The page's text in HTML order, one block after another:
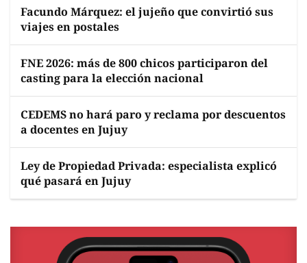
Facundo Márquez: el jujeño que convirtió sus
viajes en postales
FNE 2026: más de 800 chicos participaron del
casting para la elección nacional
CEDEMS no hará paro y reclama por descuentos
a docentes en Jujuy
Ley de Propiedad Privada: especialista explicó
qué pasará en Jujuy